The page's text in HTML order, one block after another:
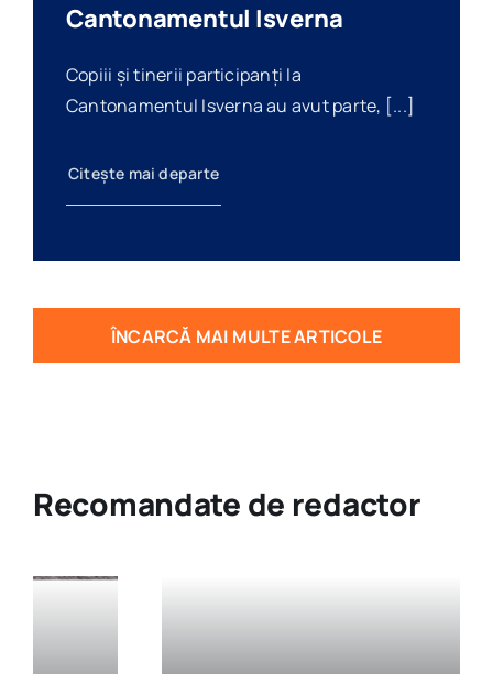
Cantonamentul Isverna
Copiii și tinerii participanți la
Cantonamentul Isverna au avut parte, [...]
Citește mai departe
ÎNCARCĂ MAI MULTE ARTICOLE
Recomandate de redactor